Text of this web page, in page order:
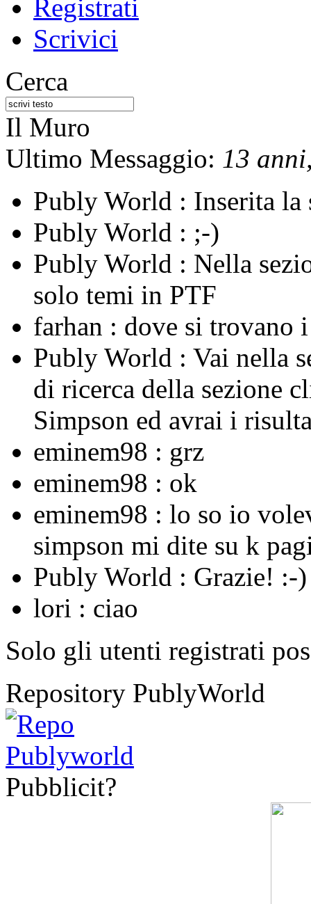
Registrati
Scrivici
Cerca
Il Muro
Ultimo Messaggio: 13
Publy World : Inserita
Publy World : ;-)
Publy World : Nella
solo temi in PTF
farhan : dove si trovano
Publy World : Vai nella
di ricerca della sezione
Simpson ed avrai i
eminem98 : grz
eminem98 : ok
eminem98 : lo so io
simpson mi dite su k
Publy World : Grazie! :-)
lori : ciao
Solo gli utenti registrati
Repository PublyWorld
Pubblicit?